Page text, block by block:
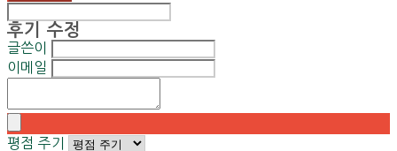
후기 수정
글쓴이
이메일
평점 주기